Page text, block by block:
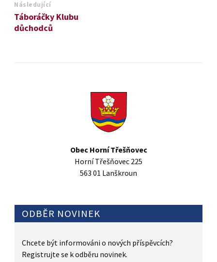
Následující
Táboráčky Klubu
důchodců
Obec Horní Třešňovec
Horní Třešňovec 225
563 01 Lanškroun
ODBĚR NOVINEK
Chcete být informováni o nových příspěvcích?
Registrujte se k odběru novinek.